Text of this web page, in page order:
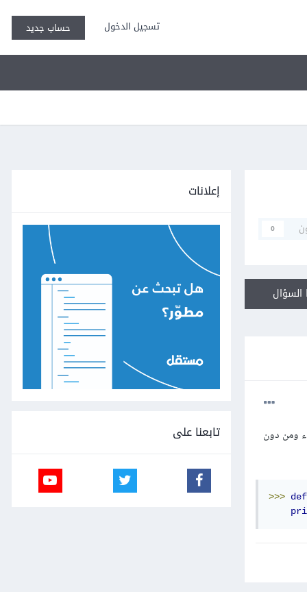
تسجيل الدخول حساب جديد
0
ومن دون
>>> def
إعلانات
تابعنا على